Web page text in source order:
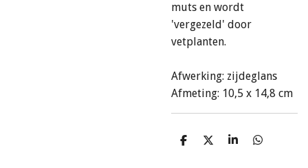
muts en wordt
'vergezeld' door
vetplanten.
Afwerking: zijdeglans
Afmeting: 10,5 x 14,8 cm
D
D
S
D